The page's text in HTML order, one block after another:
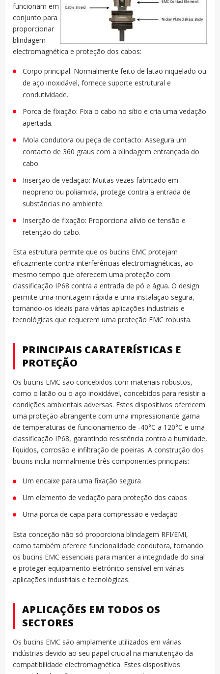
funcionam em
conjunto para
proporcionar
blindagem
electromagnética e proteção dos cabos:
Corpo principal: Normalmente feito de latão niquelado ou
de aço inoxidável, fornece suporte estrutural e
condutividade.
Porca de fixação: Fixa o cabo no sítio e cria uma vedação
apertada.
Mola condutora ou peça de contacto: Assegura um
contacto de 360 graus com a blindagem entrançada do
cabo.
Inserção de vedação: Muitas vezes fabricado em
neopreno ou poliamida, protege contra a entrada de
substâncias no ambiente.
Inserção de fixação: Proporciona alívio de tensão e
retenção do cabo.
Esta estrutura permite que os bucins EMC protejam
eficazmente contra interferências electromagnéticas, ao
mesmo tempo que oferecem uma proteção com
classificação IP68 contra a entrada de pó e água. O design
permite uma montagem rápida e uma instalação segura,
tornando-os ideais para várias aplicações industriais e
tecnológicas que requerem uma proteção EMC robusta.
PRINCIPAIS CARATERÍSTICAS E
PROTEÇÃO
Os bucins EMC são concebidos com materiais robustos,
como o latão ou o aço inoxidável, concebidos para resistir a
condições ambientais adversas. Estes dispositivos oferecem
uma proteção abrangente com uma impressionante gama
de temperaturas de funcionamento de -40°C a 120°C e uma
classificação IP68, garantindo resistência contra a humidade,
líquidos, corrosão e infiltração de poeiras. A construção dos
bucins inclui normalmente três componentes principais:
Um encaixe para uma fixação segura
Um elemento de vedação para proteção dos cabos
Uma porca de capa para compressão e vedação
Esta conceção não só proporciona blindagem RFI/EMI,
como também oferece funcionalidade condutora, tornando
os bucins EMC essenciais para manter a integridade do sinal
e proteger equipamento eletrónico sensível em várias
aplicações industriais e tecnológicas.
APLICAÇÕES EM TODOS OS
SECTORES
Os bucins EMC são amplamente utilizados em várias
indústrias devido ao seu papel crucial na manutenção da
compatibilidade electromagnética. Estes dispositivos